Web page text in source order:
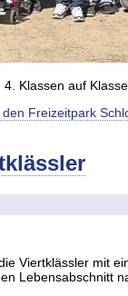
Klassen auf
Freizeitpark
Viertklässler mit
Lebensabschnitt